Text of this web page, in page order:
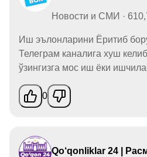
Новости и СМИ ·
Иш эълонларини Ёритиб
Телеграм каналига хуш
ўзингизга мос иш ёки
0
Qo‘qonliklar 24 |